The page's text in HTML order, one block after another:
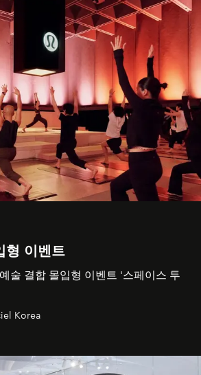
형 이벤트
술 결합 몰입형 이벤트 '스페이스 투
Korea